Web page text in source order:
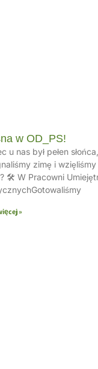
w OD_PS!
u nas był pełen
zimę i
🛠 W Pracowni
»